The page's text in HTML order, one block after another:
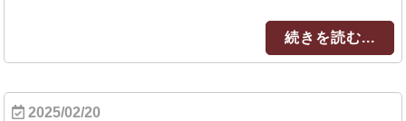
続きを読む...
2025/02/20